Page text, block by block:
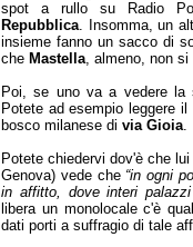
spot a rullo su Radio
Repubblica. Insomma, un
insieme fanno un sacco di
che Mastella, almeno, non si
Poi, se uno va a vedere la
Potete ad esempio leggere il
bosco milanese di via Gioia.
Potete chiedervi dov'è che
Genova) vede che “in ogni
in affitto, dove interi palazzi
libera un monolocale c'è
dati porti a suffragio di tale